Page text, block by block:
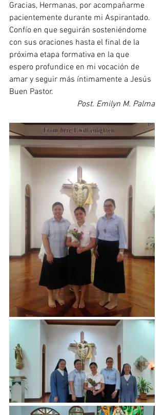
Gracias, Hermanas, por acompañarme
pacientemente durante mi Aspirantado.
Confío en que seguirán sosteniéndome
con sus oraciones hasta el final de la
próxima etapa formativa en la que
espero profundice en mi vocación de
amar y seguir más íntimamente a Jesús
Buen Pastor.
Post. Emilyn M. Palma